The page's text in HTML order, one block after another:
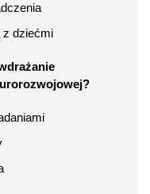
z dziećmi